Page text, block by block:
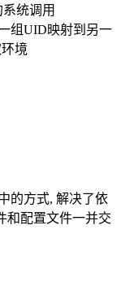
统调用
组UID映射到另一
境
的方式, 解决了依
和配置文件一并交